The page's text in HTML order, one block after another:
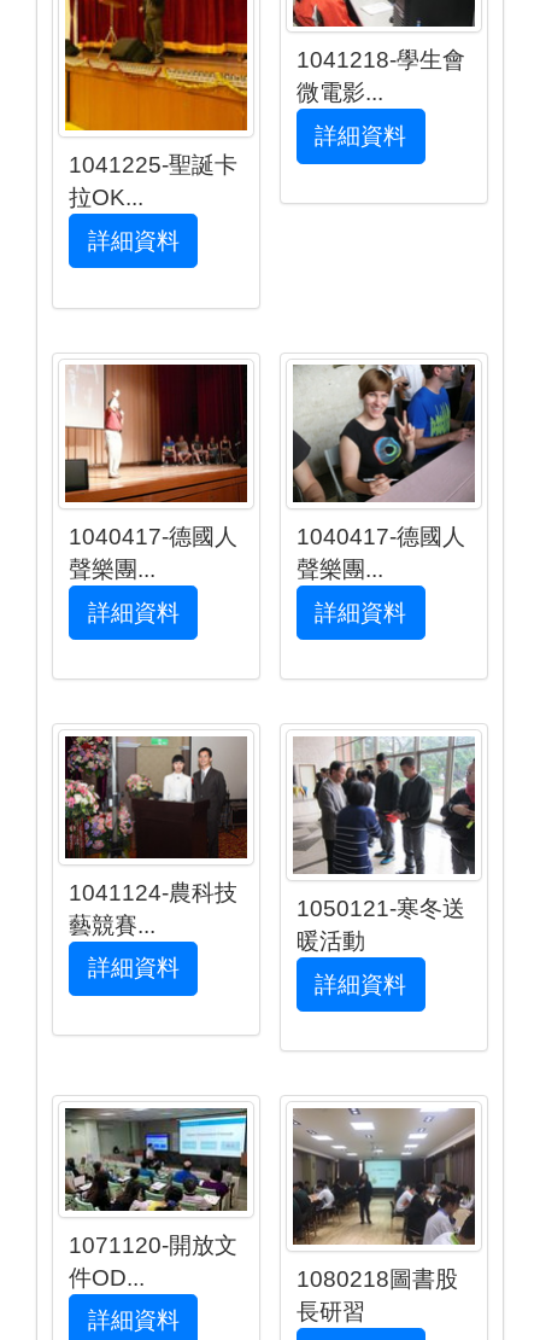
1041225-聖誕卡
拉OK...
詳細資料
1041218-學生會
微電影...
詳細資料
1040417-德國人
聲樂團...
詳細資料
1040417-德國人
聲樂團...
詳細資料
1041124-農科技
藝競賽...
詳細資料
1050121-寒冬送
暖活動
詳細資料
1071120-開放文
件OD...
詳細資料
1080218圖書股
長研習